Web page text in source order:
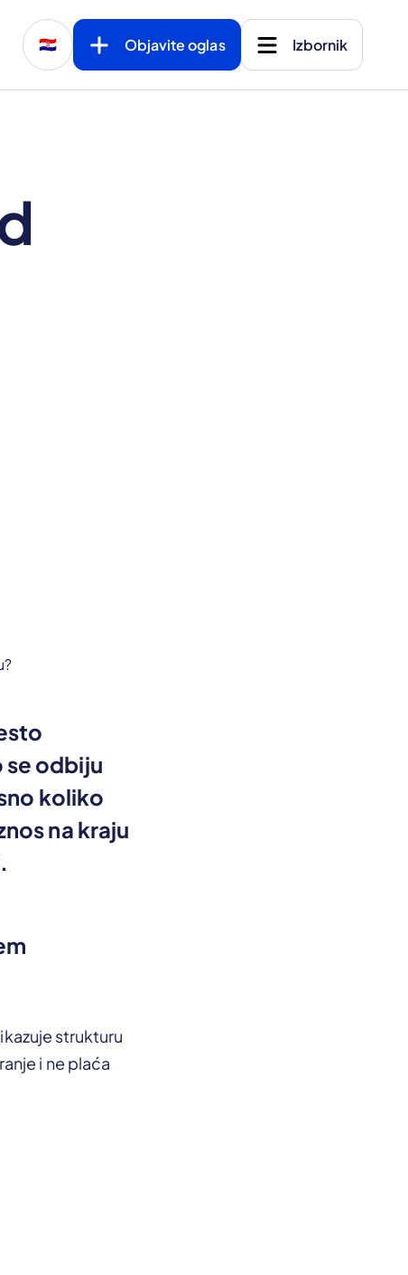
🇭🇷 Objavite oglas Izbornik
se odbiju
koliko
na kraju
strukturu
i ne plaća